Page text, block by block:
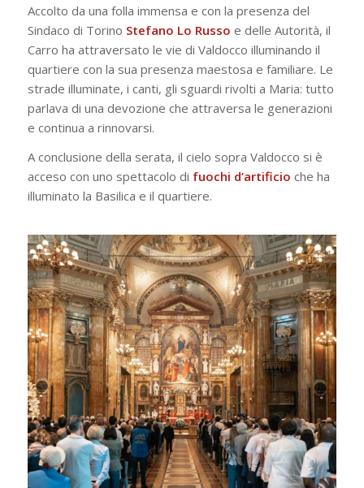
Accolto da una folla immensa e con la presenza del
Sindaco di Torino Stefano Lo Russo e delle Autorità, il
Carro ha attraversato le vie di Valdocco illuminando il
quartiere con la sua presenza maestosa e familiare. Le
strade illuminate, i canti, gli sguardi rivolti a Maria: tutto
parlava di una devozione che attraversa le generazioni
e continua a rinnovarsi.
A conclusione della serata, il cielo sopra Valdocco si è
acceso con uno spettacolo di fuochi d’artificio che ha
illuminato la Basilica e il quartiere.